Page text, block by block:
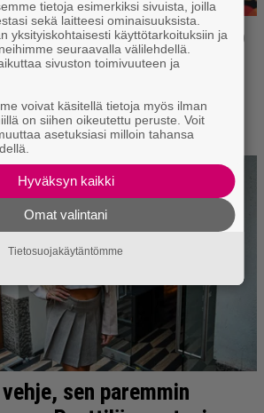
tietoja esimerkiksi sivuista, joilla
sekä laitteesi ominaisuuksista.
yksityiskohtaisesti käyttötarkoituksiin ja
seuraavalla välilehdellä.
sivuston toimivuuteen ja
voivat käsitellä tietoja myös ilman
on siihen oikeutettu peruste. Voit
asetuksiasi milloin tahansa
Hyväksyn kaikki
Omat valintani
Tietosuojakäytäntömme